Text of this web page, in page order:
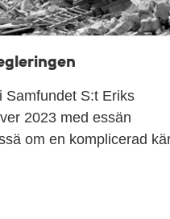
Samfundet S:t Eriks
2023 med essän
om en komplicerad